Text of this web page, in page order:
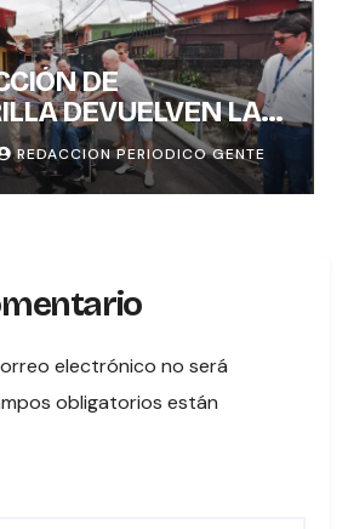
DE
DEVUELVEN LA
VIAL A BARRIO EL
REDACCION PERIODICO GENTE
electrónico no será
obligatorios están